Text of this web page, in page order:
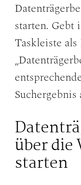
starten. Gebt
Taskleiste
über die
starten